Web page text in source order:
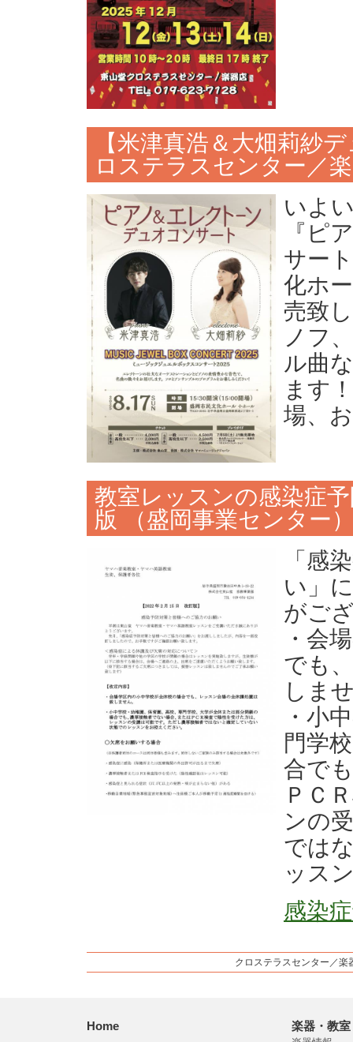
【米津真浩＆大畑莉紗
ロステラスセンター／
いよ
『ピ
サー
化ホ
売致
ノフ
ル曲
ます
場、
教室レッスンの感染症
版 （盛岡事業センター
「感
い」
がご
・会
でも
しま
・小
門学
合で
ＰＣ
ンの
では
ッス
感染
クロステラスセンター／楽
Home 楽器・教室